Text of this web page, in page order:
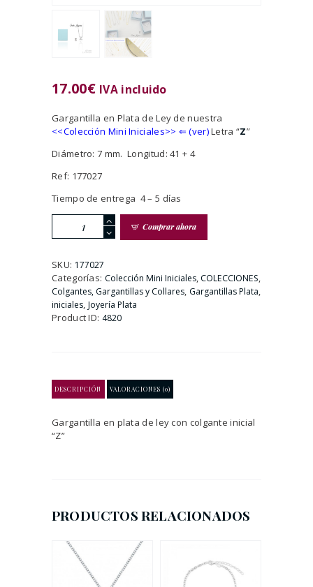
17.00€ IVA incluido
Gargantilla en Plata de Ley de nuestra
<<Colección Mini Iniciales>> ⇐ (ver)Letra “Z”
Diámetro: 7 mm. Longitud: 41 + 4
Ref: 177027
Tiempo de entrega 4 – 5 días
GARGANTILLA
LEY
CON
LETRA
Z
cantidad
Comprar ahora
SKU: 177027
Categorías: Colección Mini Iniciales, COLECCIONES,
Colgantes, Gargantillas y Collares, Gargantillas Plata,
iniciales, Joyería Plata
Product ID: 4820
DESCRIPCIÓN VALORACIONES (0)
Gargantilla en plata de ley con colgante inicial
“Z”
PRODUCTOS RELACIONADOS